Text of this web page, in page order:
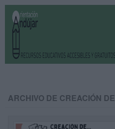
ARCHIVO DE CREACIÓN